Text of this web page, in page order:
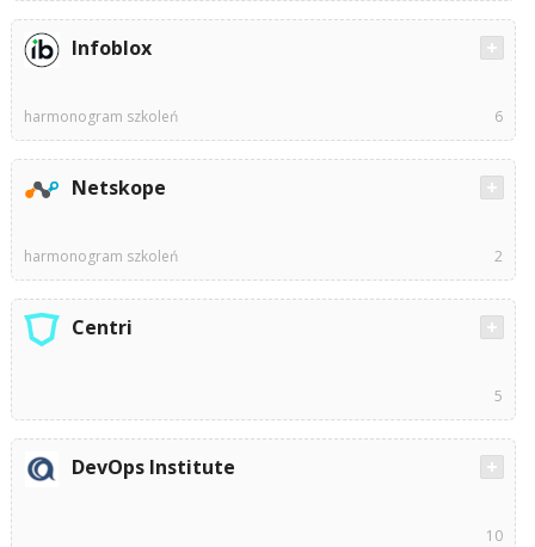
Infoblox
harmonogram szkoleń 6
Netskope
harmonogram szkoleń 2
Centri
5
DevOps Institute
10